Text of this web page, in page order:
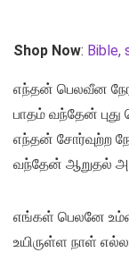
Shop Now: Bible,
எந்தன் பெலவீன
பாதம் வந்தேன்
எந்தன் சோர்வுற்ற
வந்தேன் ஆறுதல்
எங்கள் பெலனே
உயிருள்ள நாள்